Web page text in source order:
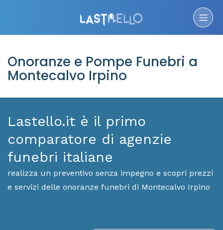
Onoranze e Pompe Funebri a
Montecalvo Irpino
Lastello.it è il primo
comparatore di agenzie
funebri italiane
realizza un preventivo senza impegno e scopri prezzi
e servizi delle onoranze funebri di Montecalvo Irpino